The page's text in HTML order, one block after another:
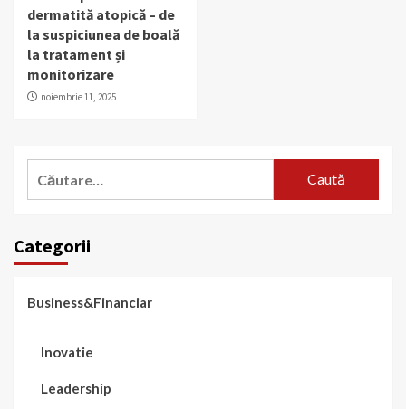
dermatită atopică – de
la suspiciunea de boală
la tratament și
monitorizare
noiembrie 11, 2025
Categorii
Business&Financiar
Inovatie
Leadership